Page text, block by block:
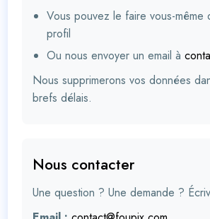
Vous pouvez le faire vous-même
profil
Ou nous envoyer un email à
Nous supprimerons vos données
brefs délais.
Nous contacter
Une question ? Une demande ?